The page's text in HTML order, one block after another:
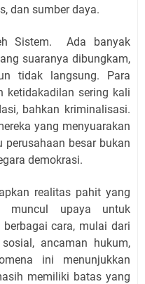
dan sumber daya.
Sistem. Ada banyak
suaranya dibungkam,
tidak langsung. Para
ketidakadilan sering kali
bahkan kriminalisasi.
yang menyuarakan
besar bukan
demokrasi.
realitas pahit yang
muncul upaya untuk
cara, mulai dari
ancaman hukum,
ini menunjukkan
memiliki batas yang